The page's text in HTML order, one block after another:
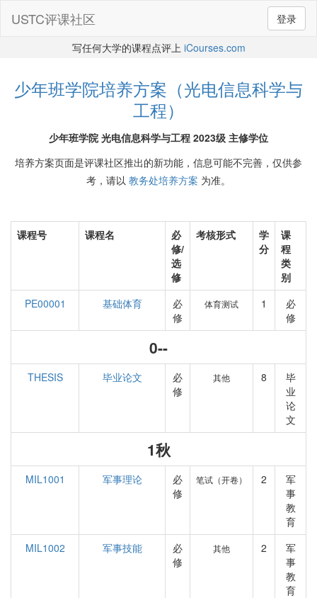
登录
USTC评课社区
写任何大学的课程点评上 iCourses.com
少年班学院培养方案（光电信息科学与
工程）
少年班学院 光电信息科学与工程 2023级 主修学位
培养方案页面是评课社区推出的新功能，信息可能不完善，仅供参
考，请以 教务处培养方案 为准。
课程号 课程名
必
修/
选
修
考核形式
学
分
课
程
类
别
PE00001
基础体育
必
修
体育测试 1
必
修
0--
THESIS 毕业论文
必
修
其他 8
毕
业
论
文
1秋
MIL1001 军事理论
必
修
笔试（开卷） 2
军
事
教
育
MIL1002
军事技能
必
修
其他 2
军
事
教
育